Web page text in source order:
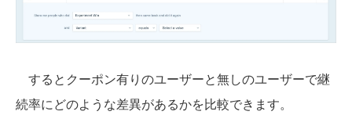
するとクーポン有りのユーザーと無しのユーザーで継
続率にどのような差異があるかを比較できます。